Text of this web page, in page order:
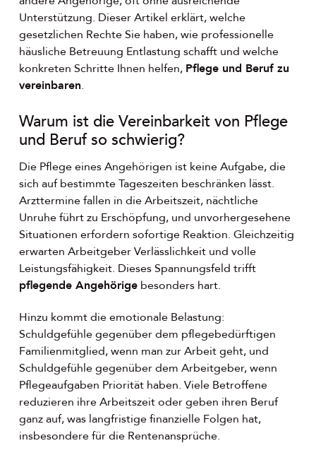
Unterstützung. Dieser Artikel erklärt, welche
gesetzlichen Rechte Sie haben, wie professionelle
häusliche Betreuung Entlastung schafft und welche
konkreten Schritte Ihnen helfen, Pflege und Beruf zu
vereinbaren.
Warum ist die Vereinbarkeit von Pflege
und Beruf so schwierig?
Die Pflege eines Angehörigen ist keine Aufgabe, die
sich auf bestimmte Tageszeiten beschränken lässt.
Arzttermine fallen in die Arbeitszeit, nächtliche
Unruhe führt zu Erschöpfung, und unvorhergesehene
Situationen erfordern sofortige Reaktion. Gleichzeitig
erwarten Arbeitgeber Verlässlichkeit und volle
Leistungsfähigkeit. Dieses Spannungsfeld trifft
pflegende Angehörige besonders hart.
Hinzu kommt die emotionale Belastung:
Schuldgefühle gegenüber dem pflegebedürftigen
Familienmitglied, wenn man zur Arbeit geht, und
Schuldgefühle gegenüber dem Arbeitgeber, wenn
Pflegeaufgaben Priorität haben. Viele Betroffene
reduzieren ihre Arbeitszeit oder geben ihren Beruf
ganz auf, was langfristige finanzielle Folgen hat,
insbesondere für die Rentenansprüche.